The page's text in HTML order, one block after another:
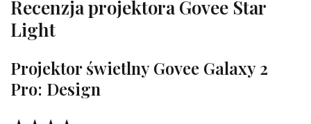
Recenzja projektora Govee Star
Light
Projektor świetlny Govee Galaxy 2
Pro: Design